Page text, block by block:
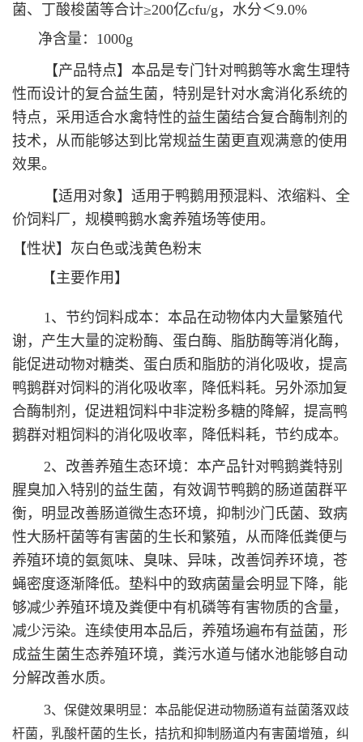
菌、丁酸梭菌等合计≥200亿cfu/g，水分＜9.0%
净含量：1000g
【产品特点】本品是专门针对鸭鹅等水禽生理特
性而设计的复合益生菌，特别是针对水禽消化系统的
特点，采用适合水禽特性的益生菌结合复合酶制剂的
技术，从而能够达到比常规益生菌更直观满意的使用
效果。
【适用对象】适用于鸭鹅用预混料、浓缩料、全
价饲料厂，规模鸭鹅水禽养殖场等使用。
【性状】灰白色或浅黄色粉末
【主要作用】
1、节约饲料成本：本品在动物体内大量繁殖代
谢，产生大量的淀粉酶、蛋白酶、脂肪酶等消化酶，
能促进动物对糖类、蛋白质和脂肪的消化吸收，提高
鸭鹅群对饲料的消化吸收率，降低料耗。另外添加复
合酶制剂，促进粗饲料中非淀粉多糖的降解，提高鸭
鹅群对粗饲料的消化吸收率，降低料耗，节约成本。
2、改善养殖生态环境：本产品针对鸭鹅粪特别
腥臭加入特别的益生菌，有效调节鸭鹅的肠道菌群平
衡，明显改善肠道微生态环境，抑制沙门氏菌、致病
性大肠杆菌等有害菌的生长和繁殖，从而降低粪便与
养殖环境的氨氮味、臭味、异味，改善饲养环境，苍
蝇密度逐渐降低。垫料中的致病菌量会明显下降，能
够减少养殖环境及粪便中有机磷等有害物质的含量，
减少污染。连续使用本品后，养殖场遍布有益菌，形
成益生菌生态养殖环境，粪污水道与储水池能够自动
分解改善水质。
3、保健效果明显：本品能促进动物肠道有益菌落双歧
杆菌，乳酸杆菌的生长，拮抗和抑制肠道内有害菌增殖，纠